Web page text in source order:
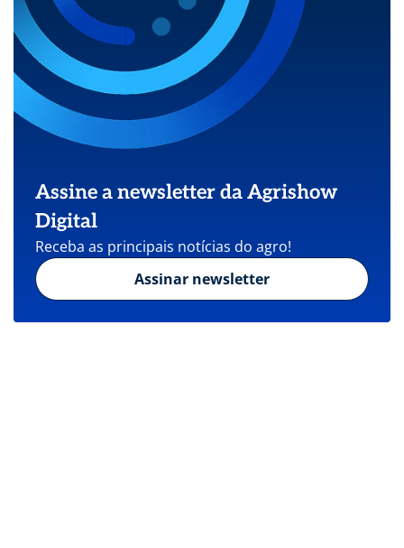
Assine a newsletter da Agrishow
Digital
Receba as principais notícias do agro!
Assinar newsletter